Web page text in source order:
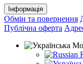
Інформація
Обмін та повернення
Публічна оферта